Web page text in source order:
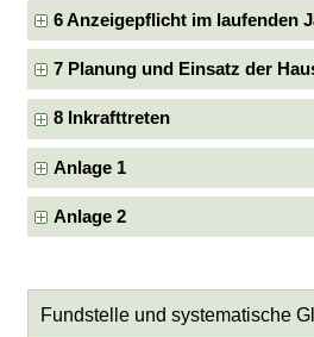
6 Anzeigepflicht im laufenden
7 Planung und Einsatz der
8 Inkrafttreten
Anlage 1
Anlage 2
Fundstelle und systematische